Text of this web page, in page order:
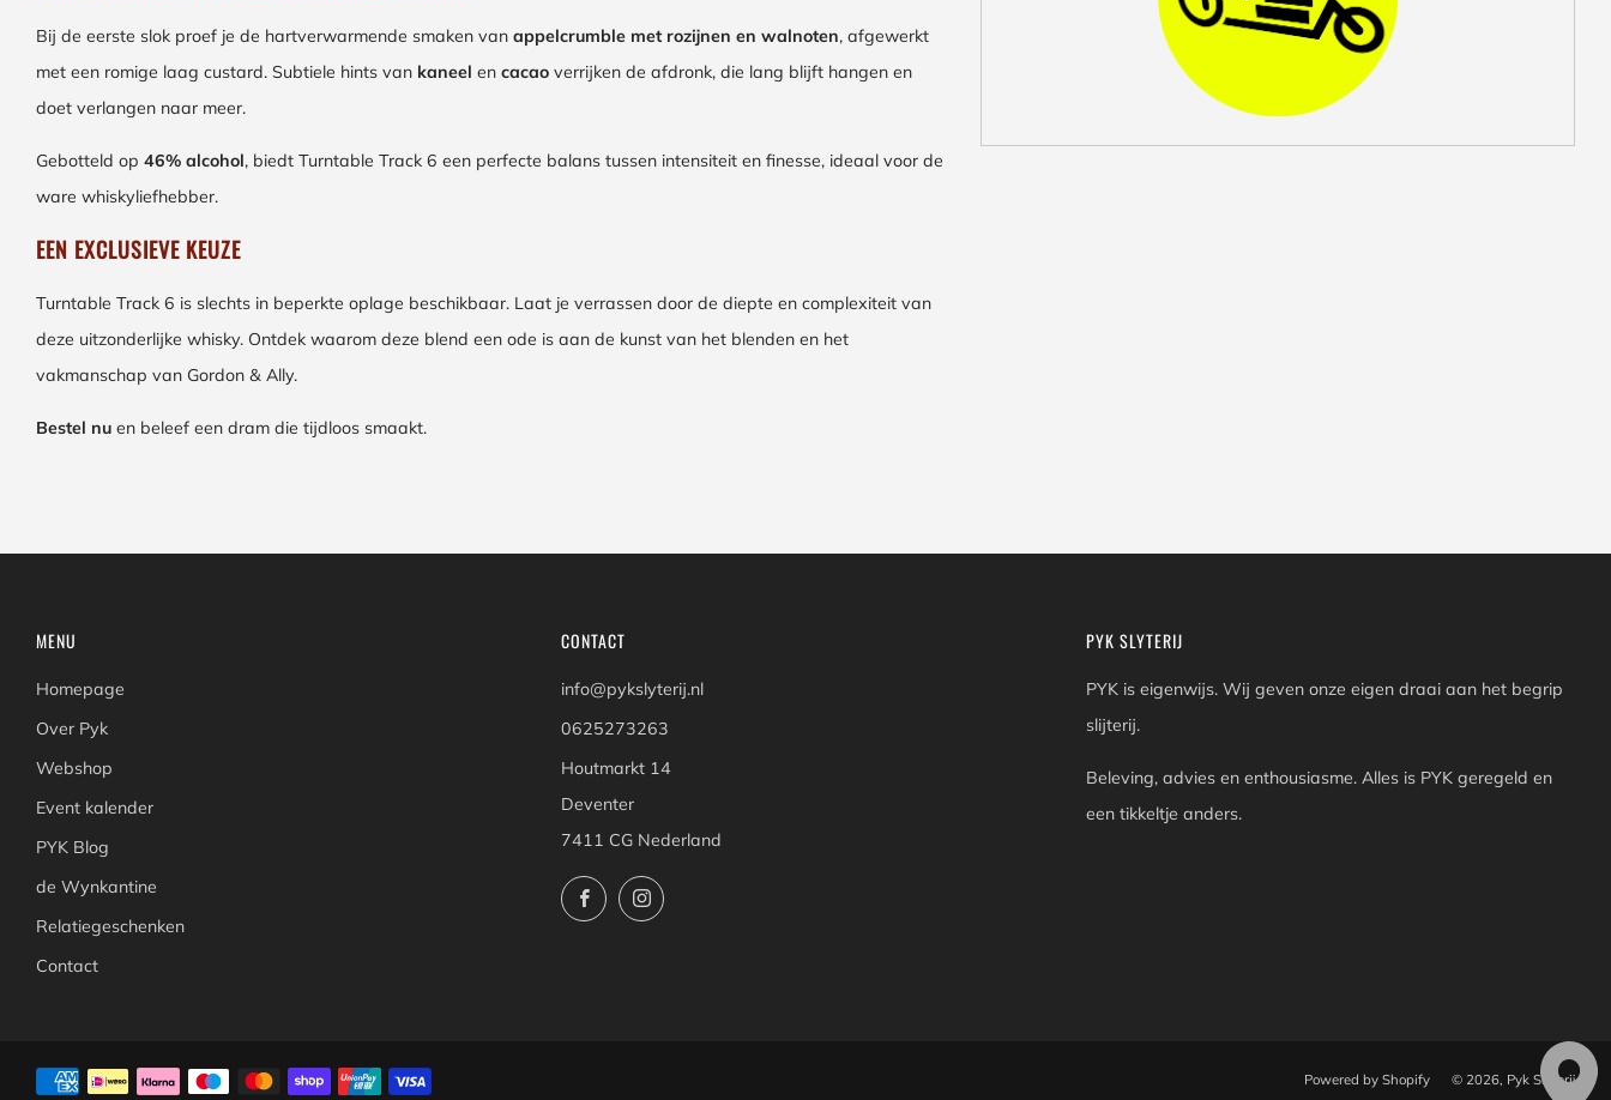
Bij de eerste slok proef je de hartverwarmende smaken vanappelcrumble met rozijnen en walnoten, afgewerkt
met een romige laag custard. Subtiele hints van kaneel encacao verrijken de afdronk, die lang blijft hangen en
doet verlangen naar meer.
Gebotteld op46% alcohol, biedt Turntable Track 6 een perfecte balans tussen intensiteit en finesse, ideaal voor de
ware whiskyliefhebber.
EEN EXCLUSIEVE KEUZE
Turntable Track 6 is slechts in beperkte oplage beschikbaar. Laat je verrassen door de diepte en complexiteit van
deze uitzonderlijke whisky. Ontdek waarom deze blend een ode is aan de kunst van het blenden en het
vakmanschap van Gordon & Ally.
Bestel nu en beleef een dram die tijdloos smaakt.
MENU
Homepage
Over Pyk
Webshop
Event kalender
PYK Blog
de Wynkantine
Relatiegeschenken
Contact
CONTACT
info@pykslyterij.nl
0625273263
Houtmarkt 14
Deventer
7411 CG Nederland
FacebookInstagram
PYK SLYTERIJ
PYK is eigenwijs. Wij geven onze eigen draai aan het begrip
slijterij.
Beleving, advies en enthousiasme. Alles is PYK geregeld en
een tikkeltje anders.
Powered by Shopify © 2026, Pyk Slyterij